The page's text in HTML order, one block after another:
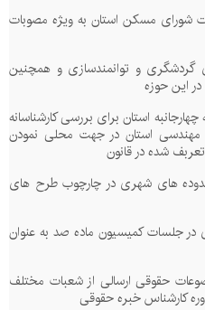
شورای مسکن استان به ویژه مصوبات
گردشگری و توانمندسازی و همچنین
این حوزه
استان برای بررسی کارشناسانه
مهندسی استان در جهت محلی نمودن
شده در قانون
های شهری در چارچوب طرح های
جلسات کمیسیون ماده صد به عنوان
حقوقی ارسالی از شعبات مختلف
کارشناس خبره حقوقی